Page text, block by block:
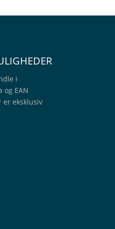
i
og EAN
er eksklusiv